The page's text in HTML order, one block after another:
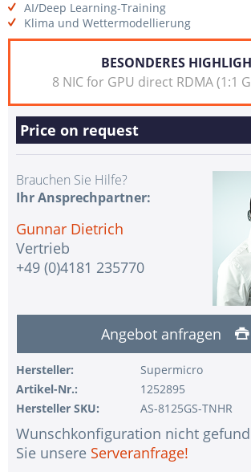
AI/Deep Learning-Training
Klima und Wettermodellierung
BESONDERES
8 NIC for GPU direct RDMA (1:1
Price on request
Brauchen Sie Hilfe?
Ihr Ansprechpartner:
Gunnar Dietrich
Vertrieb
+49 (0)4181 235770
Angebot anfragen
Hersteller:
Supermicro
Artikel-Nr.:
1252895
Hersteller SKU:
AS-8125GS-TNHR
Wunschkonfiguration nicht
Sie unsere Serveranfrage!